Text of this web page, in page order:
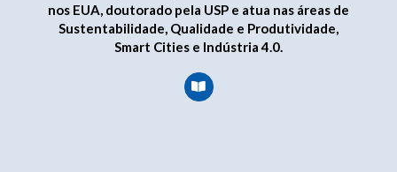
nos EUA, doutorado pela USP e atua nas áreas de
Sustentabilidade, Qualidade e Produtividade,
Smart Cities e Indústria 4.0.